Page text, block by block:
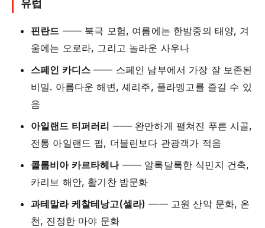
핀란드 —— 북극 모험, 여름에는 한밤중의 태양, 겨
울에는 오로라, 그리고 놀라운 사우나
스페인 카디스 —— 스페인 남부에서 가장 잘 보존된
비밀. 아름다운 해변, 셰리주, 플라멩고를 즐길 수 있
음
아일랜드 티퍼러리 —— 완만하게 펼쳐진 푸른 시골,
전통 아일랜드 펍, 더블린보다 관광객가 적음
콜롬비아 카르타헤나—— 알록달록한 식민지 건축,
카리브 해안, 활기찬 밤문화
과테말라 케찰테낭고(셀라) —— 고원 산악 문화, 온
천, 진정한 마야 문화